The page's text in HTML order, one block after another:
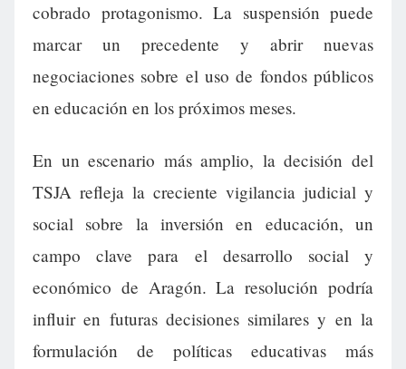
cobrado protagonismo. La suspensión puede
marcar un precedente y abrir nuevas
negociaciones sobre el uso de fondos públicos
en educación en los próximos meses.
En un escenario más amplio, la decisión del
TSJA refleja la creciente vigilancia judicial y
social sobre la inversión en educación, un
campo clave para el desarrollo social y
económico de Aragón. La resolución podría
influir en futuras decisiones similares y en la
formulación de políticas educativas más